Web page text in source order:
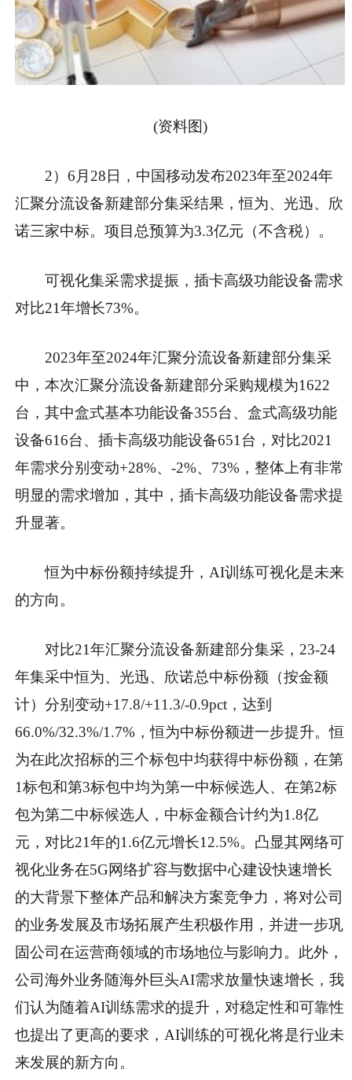
(资料图)
2）6月28日，中国移动发布2023年至2024年
汇聚分流设备新建部分集采结果，恒为、光迅、欣
诺三家中标。项目总预算为3.3亿元（不含税）。
可视化集采需求提振，插卡高级功能设备需求
对比21年增长73%。
2023年至2024年汇聚分流设备新建部分集采
中，本次汇聚分流设备新建部分采购规模为1622
台，其中盒式基本功能设备355台、盒式高级功能
设备616台、插卡高级功能设备651台，对比2021
年需求分别变动+28%、-2%、73%，整体上有非常
明显的需求增加，其中，插卡高级功能设备需求提
升显著。
恒为中标份额持续提升，AI训练可视化是未来
的方向。
对比21年汇聚分流设备新建部分集采，23-24
年集采中恒为、光迅、欣诺总中标份额（按金额
计）分别变动+17.8/+11.3/-0.9pct，达到
66.0%/32.3%/1.7%，恒为中标份额进一步提升。恒
为在此次招标的三个标包中均获得中标份额，在第
1标包和第3标包中均为第一中标候选人、在第2标
包为第二中标候选人，中标金额合计约为1.8亿
元，对比21年的1.6亿元增长12.5%。凸显其网络可
视化业务在5G网络扩容与数据中心建设快速增长
的大背景下整体产品和解决方案竞争力，将对公司
的业务发展及市场拓展产生积极作用，并进一步巩
固公司在运营商领域的市场地位与影响力。此外，
公司海外业务随海外巨头AI需求放量快速增长，我
们认为随着AI训练需求的提升，对稳定性和可靠性
也提出了更高的要求，AI训练的可视化将是行业未
来发展的新方向。